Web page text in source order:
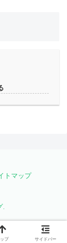
トマップ
.
ップ サイドバー